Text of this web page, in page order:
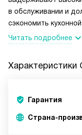
в обслуживании и
сэкономить
Читать подробнее
Характеристики
Гарантия
Страна-